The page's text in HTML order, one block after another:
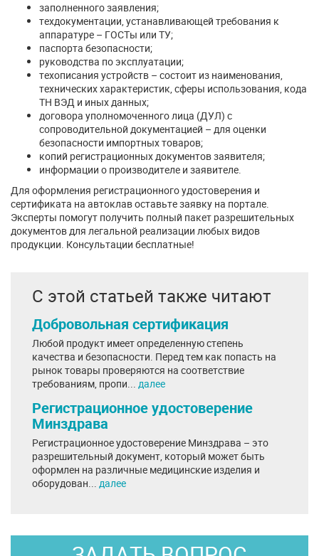
заполненного заявления;
техдокументации, устанавливающей требования к
аппаратуре – ГОСТы или ТУ;
паспорта безопасности;
руководства по эксплуатации;
техописания устройств – состоит из наименования,
технических характеристик, сферы использования, кода
ТН ВЭД и иных данных;
договора уполномоченного лица (ДУЛ) с
сопроводительной документацией – для оценки
безопасности импортных товаров;
копий регистрационных документов заявителя;
информации о производителе и заявителе.
Для оформления регистрационного удостоверения и
сертификата на автоклав оставьте заявку на портале.
Эксперты помогут получить полный пакет разрешительных
документов для легальной реализации любых видов
продукции. Консультации бесплатные!
С этой статьей также читают
Добровольная сертификация
Любой продукт имеет определенную степень
качества и безопасности. Перед тем как попасть на
рынок товары проверяются на соответствие
требованиям, пропи... далее
Регистрационное удостоверение
Минздрава
Регистрационное удостоверение Минздрава – это
разрешительный документ, который может быть
оформлен на различные медицинские изделия и
оборудован... далее